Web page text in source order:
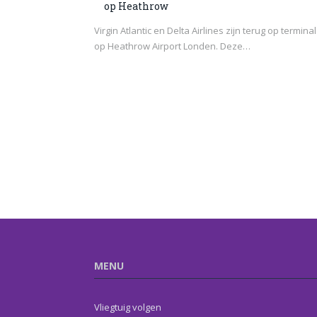
op Heathrow
Virgin Atlantic en Delta Airlines zijn terug op
op Heathrow Airport Londen. Deze…
MENU
Vliegtuig volgen